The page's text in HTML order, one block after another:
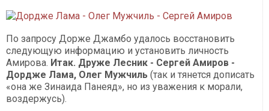
По запросу Дорже Джамбо удалось восстановить
следующую информацию и установить личность
Амирова. Итак. Друже Лесник - Сергей Амиров -
Дордже Лама, Олег Мужчиль (так и тянется дописать
«она же Зинаида Панеяд», но из уважения к морали,
воздержусь).